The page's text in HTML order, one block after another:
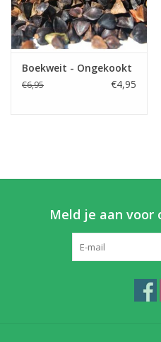
Bulk Deals
Partikels & Pellets
Nieuws
Boekweit - Ongekookt
€6,95 €4,95
Meld je aan voor